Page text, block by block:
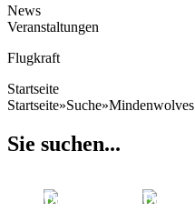
News
Veranstaltungen
Flugkraft
Startseite
Startseite»Suche»Mindenwolves
Sie suchen...
Four
05.03.2021
Four
15.02.2021